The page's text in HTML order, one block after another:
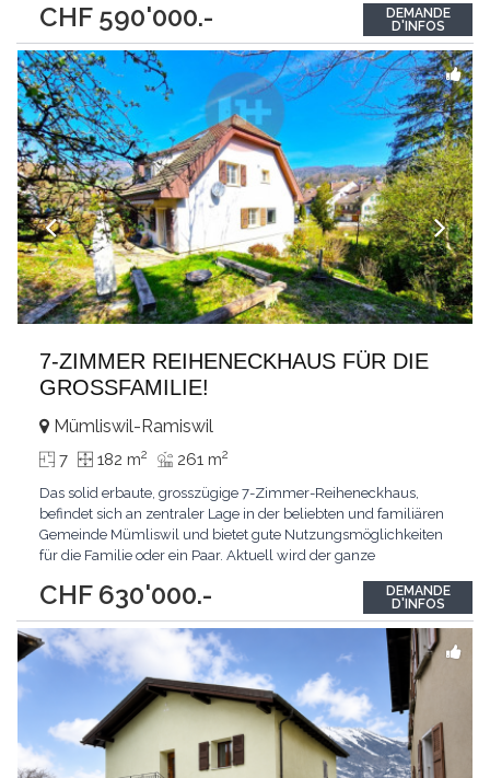
CHF 590'000.-
angenehme Atmosphäre, in der Sie den Alltag hinter sich
lassen können.Das Haus verfügt über...
DEMANDE
D'INFOS
7-ZIMMER REIHENECKHAUS FÜR DIE
GROSSFAMILIE!
CHF 630'000.-
Mümliswil-Ramiswil
7 182 m2 261 m2
Das solid erbaute, grosszügige 7-Zimmer-Reiheneckhaus,
befindet sich an zentraler Lage in der beliebten und familiären
Gemeinde Mümliswil und bietet gute Nutzungsmöglichkeiten
für die Familie oder ein Paar. Aktuell wird der ganze
Küche, neues Bad, neue Dusche, neue Gästetoilette,
Malerarbeiten, Abrieb, Bodenbeläge, Parkett und Platten....
DEMANDE
D'INFOS